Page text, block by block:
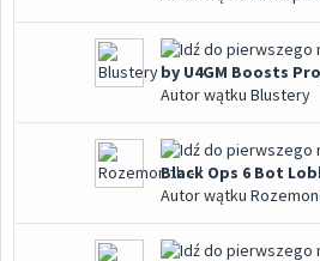
by U4GM Boosts
Autor wątku Blustery
Black Ops 6 Bot
Autor wątku